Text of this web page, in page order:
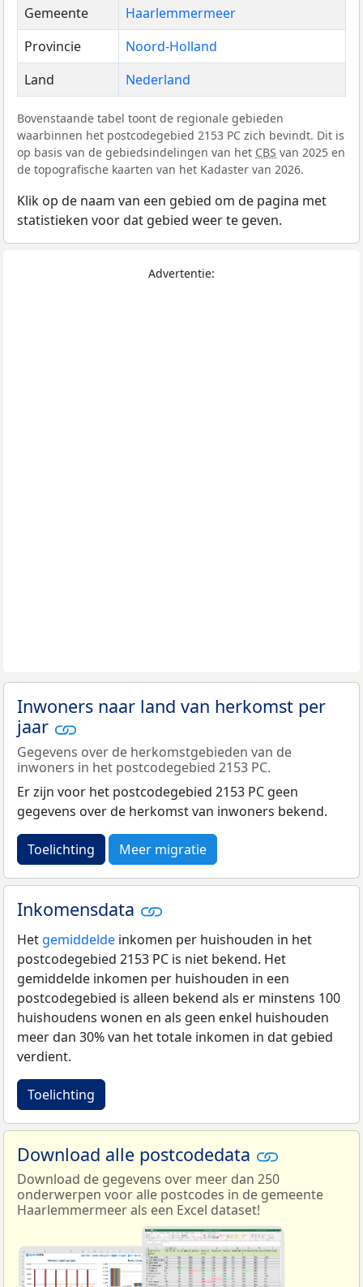
Gemeente
Haarlemmermeer
Provincie
Noord-Holland
Land
Nederland
Bovenstaande tabel toont de regionale gebieden
waarbinnen het postcodegebied 2153 PC zich bevindt. Dit is
op basis van de gebiedsindelingen van het CBS van 2025 en
de topografische kaarten van het Kadaster van 2026.
Klik op de naam van een gebied om de pagina met
statistieken voor dat gebied weer te geven.
Advertentie:
Inwoners naar land van herkomst per
jaar
Gegevens over de herkomstgebieden van de
inwoners in het postcodegebied 2153 PC.
Er zijn voor het postcodegebied 2153 PC geen
gegevens over de herkomst van inwoners bekend.
Toelichting Meer migratie
Inkomensdata
Het gemiddelde inkomen per huishouden in het
postcodegebied 2153 PC is niet bekend. Het
gemiddelde inkomen per huishouden in een
postcodegebied is alleen bekend als er minstens 100
huishoudens wonen en als geen enkel huishouden
meer dan 30% van het totale inkomen in dat gebied
verdient.
Toelichting
Download alle postcodedata
Download de gegevens over meer dan 250
onderwerpen voor alle postcodes in de gemeente
Haarlemmermeer als een Excel dataset!